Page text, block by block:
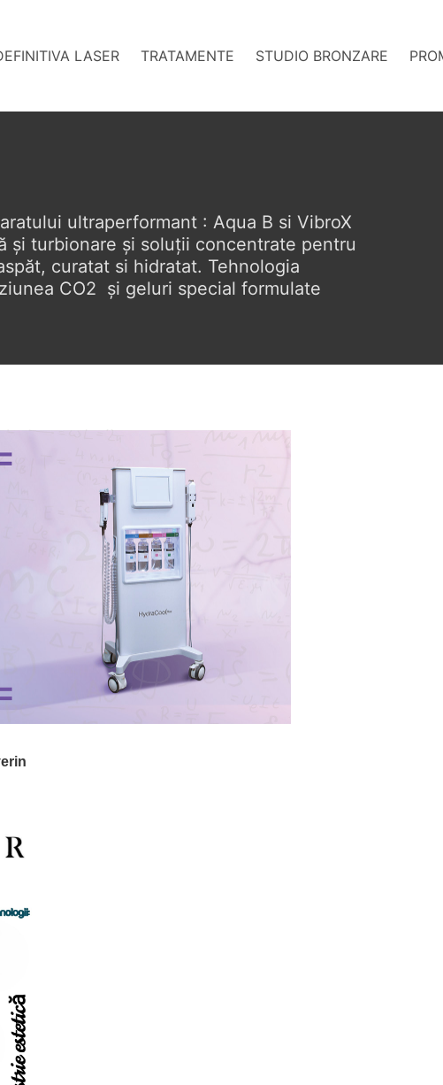
LASER TRATAMENTE STUDIO BRONZARE
ultraperformant : Aqua B si VibroX
și turbionare și soluții concentrate pentru
curatat si hidratat. Tehnologia
CO2  și geluri special formulate